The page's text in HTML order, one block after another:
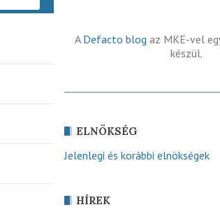
A Defacto blog az MKE-vel
készül.
ELNÖKSÉG
Jelenlegi és korábbi elnökségek
HÍREK